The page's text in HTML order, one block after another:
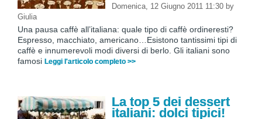
Domenica, 12 Giugno 2011 11:30 by
Giulia
Una pausa caffè all’italiana: quale tipo di caffè ordineresti?
Espresso, macchiato, americano…Esistono tantissimi tipi di
caffè e innumerevoli modi diversi di berlo. Gli italiani sono
famosi Leggi l'articolo completo >>
La top 5 dei dessert
italiani: dolci tipici!